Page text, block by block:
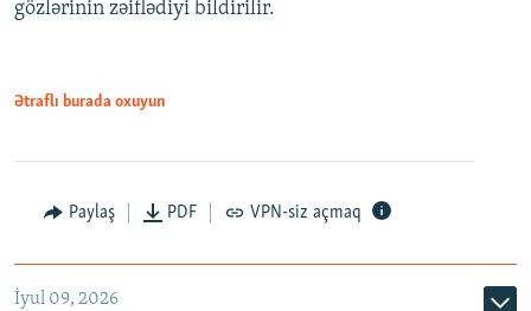
gözlərinin zəiflədiyi bildirilir.
Ətraflı burada oxuyun
Paylaş PDF VPN-siz açmaq
İyul 09, 2026